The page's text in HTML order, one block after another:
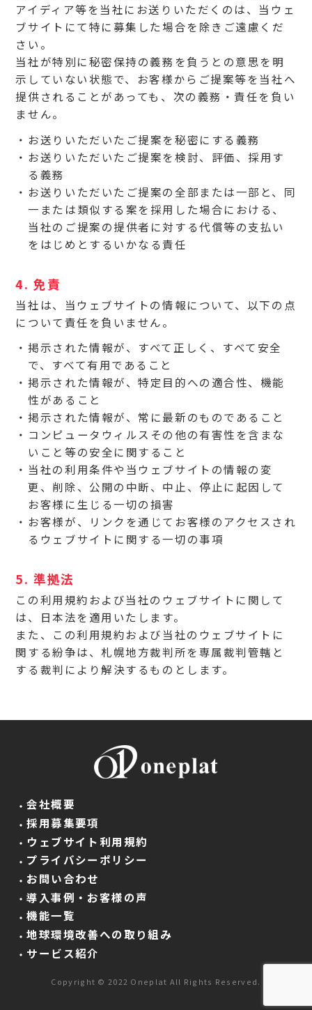
アイディア等を当社にお送りいただくのは、当ウェ
ブサイトにて特に募集した場合を除きご遠慮くだ
さい。
当社が特別に秘密保持の義務を負うとの意思を明
示していない状態で、お客様からご提案等を当社へ
提供されることがあっても、次の義務・責任を負い
ません。
お送りいただいたご提案を秘密にする義務
お送りいただいたご提案を検討、評価、採用す
る義務
お送りいただいたご提案の全部または一部と、同
一または類似する案を採用した場合における、
当社のご提案の提供者に対する代償等の支払い
をはじめとするいかなる責任
4. 免責
当社は、当ウェブサイトの情報について、以下の点
について責任を負いません。
掲示された情報が、すべて正しく、すべて安全
で、すべて有用であること
掲示された情報が、特定目的への適合性、機能
性があること
掲示された情報が、常に最新のものであること
コンピュータウィルスその他の有害性を含まな
いこと等の安全に関すること
当社の利用条件や当ウェブサイトの情報の変
更、削除、公開の中断、中止、停止に起因して
お客様に生じる一切の損害
お客様が、リンクを通じてお客様のアクセスされ
るウェブサイトに関する一切の事項
5. 準拠法
この利用規約および当社のウェブサイトに関して
は、日本法を適用いたします。
また、この利用規約および当社のウェブサイトに
関する紛争は、札幌地方裁判所を専属裁判管轄と
する裁判により解決するものとします。
会社概要
採用募集要項
ウェブサイト利用規約
プライバシーポリシー
お問い合わせ
導入事例・お客様の声
機能一覧
地球環境改善への取り組み
サービス紹介
Copyright © 2022 Oneplat All Rights Reserved.